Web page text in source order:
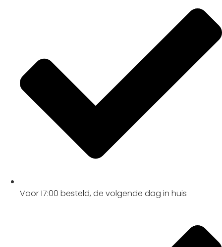
Voor 17:00 besteld, de volgende dag in huis